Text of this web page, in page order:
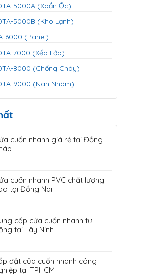
5000A (Xoắn Ốc)
5000B (Kho Lạnh)
6000 (Panel)
7000 (Xếp Lớp)
8000 (Chống Cháy)
9000 (Nan Nhôm)
cuốn nhanh giá rẻ tại Đồng
cuốn nhanh PVC chất lượng
tại Đồng Nai
cấp cửa cuốn nhanh tự
tại Tây Ninh
đặt cửa cuốn nhanh công
tại TPHCM